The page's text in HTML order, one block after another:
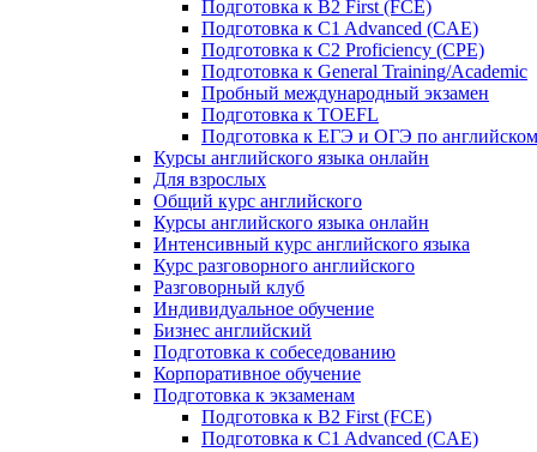
Подготовка к B2 First (FCE)
Подготовка к C1 Advanced (CAE)
Подготовка к C2 Proficiency (CPE)
Подготовка к General Training/Academic
Пробный международный экзамен
Подготовка к TOEFL
Подготовка к ЕГЭ и ОГЭ по
Курсы английского языка онлайн
Для взрослых
Общий курс английского
Курсы английского языка онлайн
Интенсивный курс английского языка
Курс разговорного английского
Разговорный клуб
Индивидуальное обучение
Бизнес английский
Подготовка к собеседованию
Корпоративное обучение
Подготовка к экзаменам
Подготовка к B2 First (FCE)
Подготовка к C1 Advanced (CAE)